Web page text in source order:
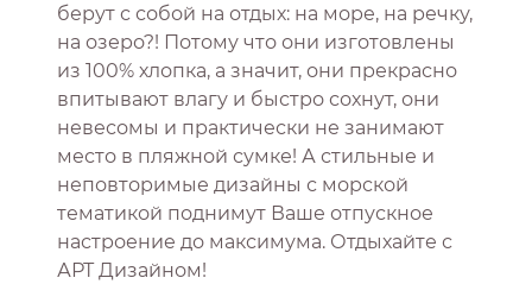
берут с собой на отдых: на море, на речку,
на озеро?! Потому что они изготовлены
из 100% хлопка, а значит, они прекрасно
впитывают влагу и быстро сохнут, они
невесомы и практически не занимают
место в пляжной сумке! А стильные и
неповторимые дизайны с морской
тематикой поднимут Ваше отпускное
настроение до максимума. Отдыхайте с
АРТ Дизайном!